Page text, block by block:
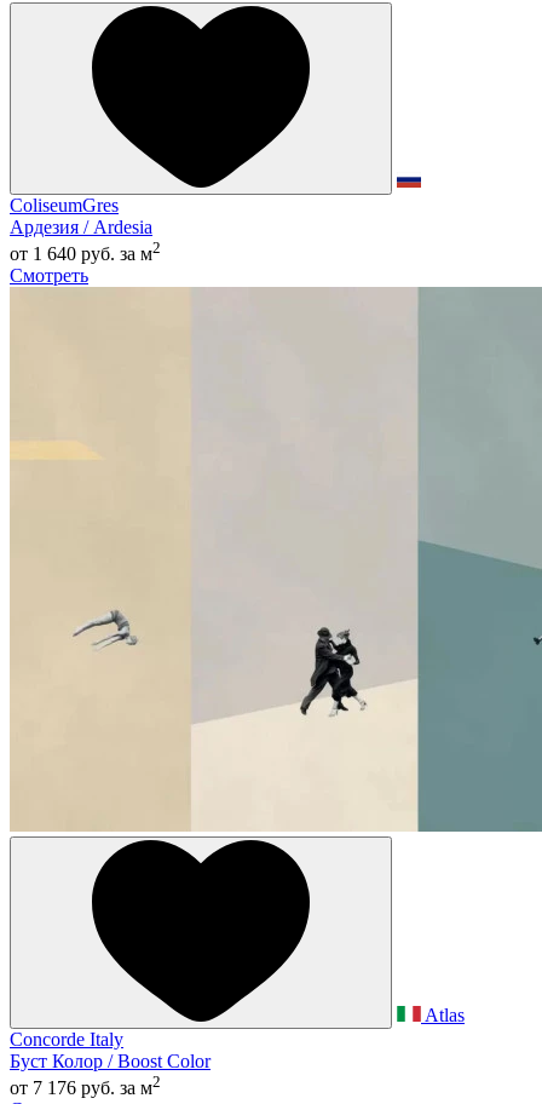
ColiseumGres
Ардезия / Ardesia
от 1 640 руб. за м2
Смотреть
Atlas
Concorde Italy
Буст Колор / Boost Color
от 7 176 руб. за м2